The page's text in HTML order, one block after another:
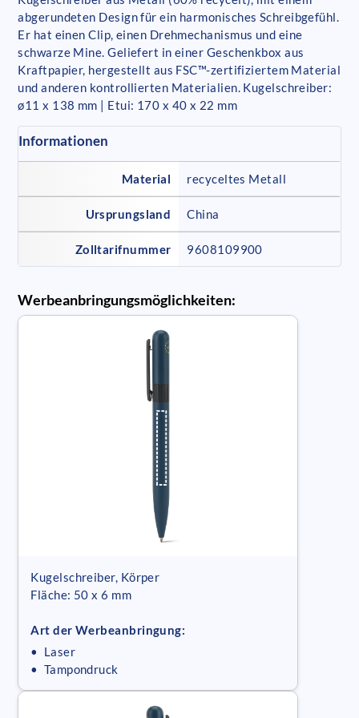
abgerundeten Design für ein harmonisches Schreibgefühl.
Er hat einen Clip, einen Drehmechanismus und eine
schwarze Mine. Geliefert in einer Geschenkbox aus
Kraftpapier, hergestellt aus FSC™-zertifiziertem Material
und anderen kontrollierten Materialien. Kugelschreiber:
ø11 x 138 mm | Etui: 170 x 40 x 22 mm
Informationen
Material recyceltes Metall
Ursprungsland China
Zolltarifnummer 9608109900
Werbeanbringungsmöglichkeiten:
Kugelschreiber, Körper
Fläche: 50 x 6 mm
Art der Werbeanbringung:
• Laser
• Tampondruck